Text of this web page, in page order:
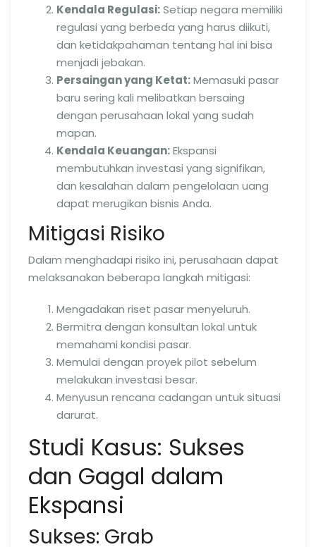
Kendala Regulasi:Setiap negara memiliki
regulasi yang berbeda yang harus diikuti,
dan ketidakpahaman tentang hal ini bisa
menjadi jebakan.
Persaingan yang Ketat:Memasuki pasar
baru sering kali melibatkan bersaing
dengan perusahaan lokal yang sudah
mapan.
Kendala Keuangan:Ekspansi
membutuhkan investasi yang signifikan,
dan kesalahan dalam pengelolaan uang
dapat merugikan bisnis Anda.
Mitigasi Risiko
Dalam menghadapi risiko ini, perusahaan dapat
melaksanakan beberapa langkah mitigasi:
Mengadakan riset pasar menyeluruh.
Bermitra dengan konsultan lokal untuk
memahami kondisi pasar.
Memulai dengan proyek pilot sebelum
melakukan investasi besar.
Menyusun rencana cadangan untuk situasi
darurat.
Studi Kasus: Sukses
dan Gagal dalam
Ekspansi
Sukses: Grab